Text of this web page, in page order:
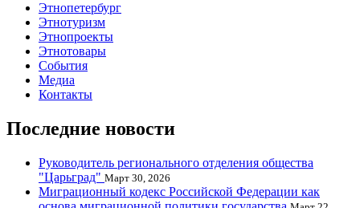
Этнопетербург
Этнотуризм
Этнопроекты
Этнотовары
События
Медиа
Контакты
Последние новости
Руководитель регионального отделения общества
"Царьград" Март 30, 2026
Миграционный кодекс Российской Федерации как